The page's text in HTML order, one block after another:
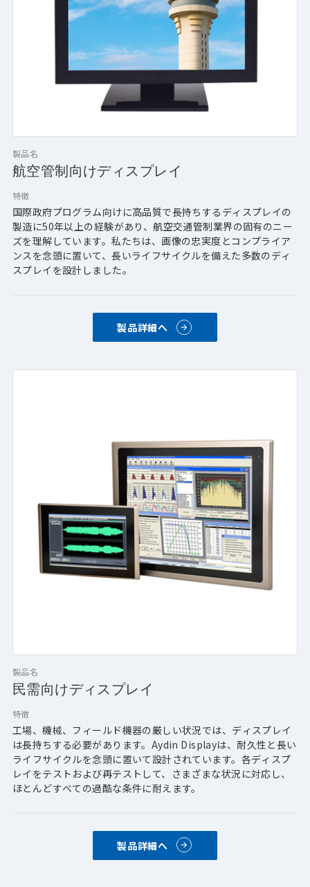
製品名
航空管制向けディスプレイ
特徴
国際政府プログラム向けに高品質で長持ちするディスプレイの
製造に50年以上の経験があり、航空交通管制業界の固有のニー
ズを理解しています。私たちは、画像の忠実度とコンプライア
ンスを念頭に置いて、長いライフサイクルを備えた多数のディ
スプレイを設計しました。
製品名
民需向けディスプレイ
特徴
工場、機械、フィールド機器の厳しい状況では、ディスプレイ
は長持ちする必要があります。Aydin Displayは、耐久性と長い
ライフサイクルを念頭に置いて設計されています。各ディスプ
レイをテストおよび再テストして、さまざまな状況に対応し、
ほとんどすべての過酷な条件に耐えます。
製品詳細へ
製品詳細へ